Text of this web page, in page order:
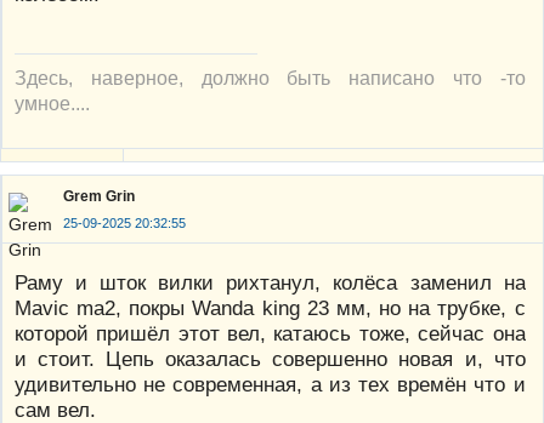
Здесь, наверное, должно быть написано что -то
умное....
Grem Grin
25-09-2025 20:32:55
Раму и шток вилки рихтанул, колёса заменил на
Mavic ma2, покры Wanda king 23 мм, но на трубке, с
которой пришёл этот вел, катаюсь тоже, сейчас она
и стоит. Цепь оказалась совершенно новая и, что
удивительно не современная, а из тех времён что и
сам вел.